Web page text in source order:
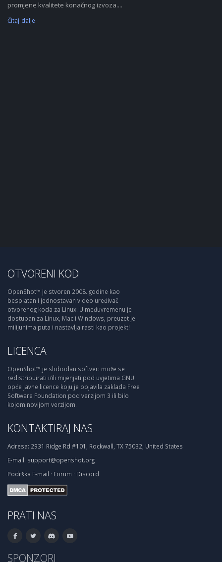
promjene kvalitete konačnog izvoza....
Čitaj dalje
OTVORENI KOD
OpenShot™ je stvoren 2008. godine kao
besplatan i jednostavan video uređivač
otvorenog koda za Linux. U međuvremenu je
dostupan za Linux, Mac i Windows, preuzet je
milijunima puta i nastavlja rasti kao projekt!
LICENCA
OpenShot™ je slobodan softver: može se
redistribuirati i/ili mijenjati pod uvjetima GNU
opće javne licence koju je objavila zaklada Free
Software Foundation pod verzijom 3 ili bilo
kojom novijom verzijom.
KONTAKTIRAJ NAS
Adresa: 2931 Ridge Rd #101, Rockwall, TX 75032, United States
E-mail: support@openshot.org
Podrška E-mail · Forum · Discord
PRATI NAS
SPONZORI